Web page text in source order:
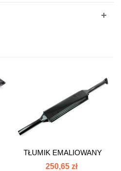
TŁUMIK EMALIOWANY
DŁUGI DÓŁ...
250,65 zł